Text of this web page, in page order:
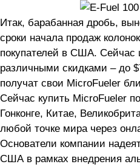
Итак, барабанная дробь,
сроки начала продаж
покупателей в США. Сейчас
различными скидками – до
получат свои MicroFueler
Сейчас купить MicroFueler
Гонконге, Китае,
любой точке мира через
Основатели компании
США в рамках внедрения